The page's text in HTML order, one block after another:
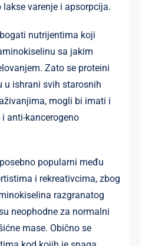
varenje i apsorpcija.
nutrijentima koji
sa jakim
Zato se proteini
u ishrani svih starosnih
mogli bi imati i
anti-kancerogeno
popularni među
i rekreativcima, zbog
razgranatog
neophodne za normalni
mase. Obično se